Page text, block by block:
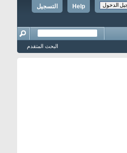
التسجيل Help
البحث المتقدم